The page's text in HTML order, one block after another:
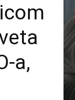
a,